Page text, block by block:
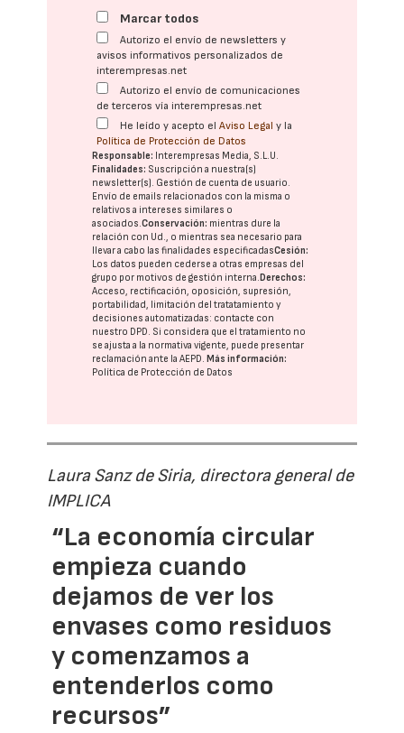
Marcar todos
Autorizo el envío de newsletters y
avisos informativos personalizados de
interempresas.net
Autorizo el envío de comunicaciones
de terceros vía interempresas.net
He leído y acepto elAviso Legal y la
Política de Protección de Datos
Responsable: Interempresas Media, S.L.U.
Finalidades: Suscripción a nuestra(s)
newsletter(s). Gestión de cuenta de usuario.
Envío de emails relacionados con la misma o
relativos a intereses similares o
asociados.Conservación: mientras dure la
relación con Ud., o mientras sea necesario para
llevar a cabo las finalidades especificadasCesión:
Los datos pueden cederse a otras empresas del
grupo por motivos de gestión interna.Derechos:
Acceso, rectificación, oposición, supresión,
portabilidad, limitación del tratatamiento y
decisiones automatizadas: contacte con
nuestro DPD. Si considera que el tratamiento no
se ajusta a la normativa vigente, puede presentar
reclamación ante laAEPD.Más información:
Política de Protección de Datos
Laura Sanz de Siria, directora general de
IMPLICA
“La economía circular
empieza cuando
dejamos de ver los
envases como residuos
y comenzamos a
entenderlos como
recursos”